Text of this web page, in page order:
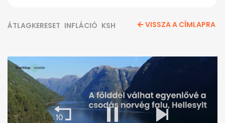
ÁTLAGKERESET INFLÁCIÓ KSH VISSZA A CÍMLAPRA